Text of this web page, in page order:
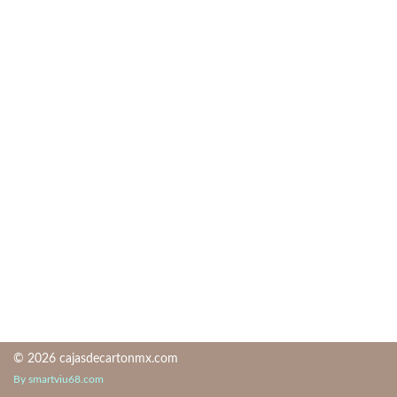
© 2026 cajasdecartonmx.com
By smartviu68.com